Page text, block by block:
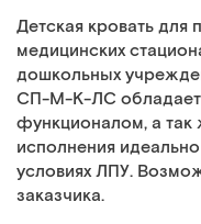
Детская кровать для
медицинских
дошкольных
СП-М-К-ЛС обладает
функционалом, а так
исполнения
условиях ЛПУ.
заказчика.